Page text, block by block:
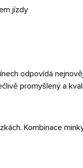
jízdy
odpovídá
promyšlený a
Kombinace